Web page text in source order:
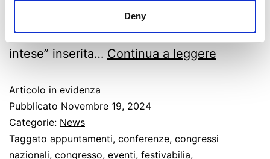
Deny
di convegni “Italia nel mondo” “La libertà
religiosa oggi in Italia, a 40 anni dalle
intese” inserita… Continua a leggere
Articolo in evidenza
Pubblicato Novembre 19, 2024
Categorie: News
Taggato appuntamenti, conferenze, congressi
nazionali, congresso, eventi, festivabilia,